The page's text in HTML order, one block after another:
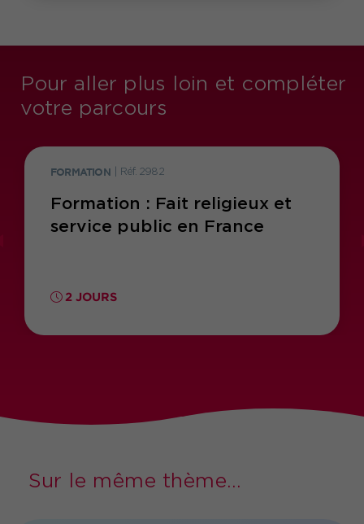
Pour aller plus loin et compléter
votre parcours
FORMATION Réf. 2982
Formation : Fait religieux et
service public en France
2 JOURS
Sur le même thème...